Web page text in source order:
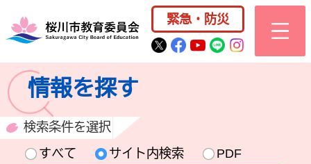
桜川市公式ホー
緊急・防災
桜川市公式Twitter
桜川市公式
桜川市公式
桜川市公式
情報を探す
検索条件を選択
すべて
サイト内検索
PDF